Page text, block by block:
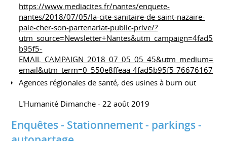
https://www.mediacites.fr/nantes/enquete-
nantes/2018/07/05/la-cite-sanitaire-de-saint-nazaire-
paie-cher-son-partenariat-public-prive/?
utm_source=Newsletter+Nantes&utm_campaign=4fad5
b95f5-
EMAIL_CAMPAIGN_2018_07_05_05_45&utm_medium=
email&utm_term=0_550e8ffeaa-4fad5b95f5-76676167
Agences régionales de santé, des usines à burn out
L'Humanité Dimanche - 22 août 2019
Enquêtes - Stationnement - parkings -